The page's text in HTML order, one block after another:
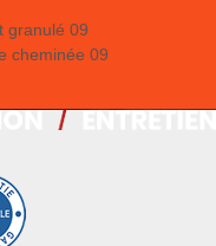
granulé 09
cheminée 09